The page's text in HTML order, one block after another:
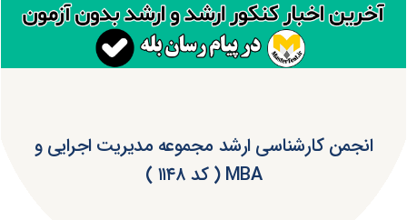
انجمن کارشناسی ارشد مجموعه مدیریت اجرایی و
MBA ( کد ۱۱۴۸ )